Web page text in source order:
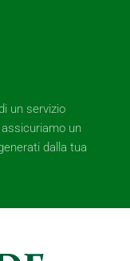
un servizio
un
dalla tua